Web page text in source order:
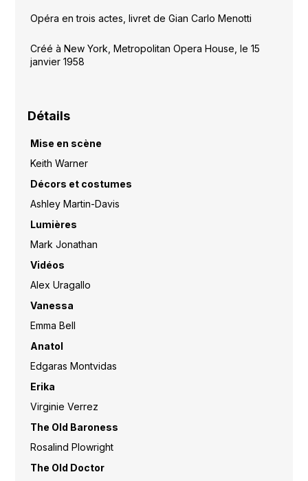
Opéra en trois actes, livret de Gian Carlo Menotti
Créé à New York, Metropolitan Opera House, le 15
janvier 1958
Détails
Mise en scène
Keith Warner
Décors et costumes
Ashley Martin-Davis
Lumières
Mark Jonathan
Vidéos
Alex Uragallo
Vanessa
Emma Bell
Anatol
Edgaras Montvidas
Erika
Virginie Verrez
The Old Baroness
Rosalind Plowright
The Old Doctor